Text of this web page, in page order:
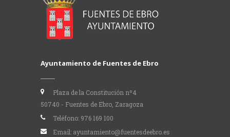
Ayuntamiento de Fuentes de Ebro
Plaza de la Constitución nº4
50740 - Fuentes de Ebro, Zaragoza
Teléfono: 976 169 100
Email: ayuntamiento@fuentesdeebro.es